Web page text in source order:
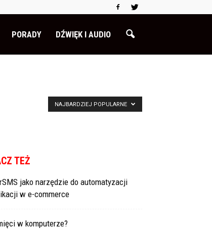
PORADY DŹWIĘK I AUDIO
NAJBARDZIEJ POPULARNE
TEŻ
jako narzędzie do automatyzacji
w e-commerce
w komputerze?